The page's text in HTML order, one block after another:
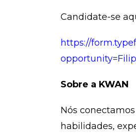
Candidate-se
https://
Sobre a KWAN
Nós
habilidades,